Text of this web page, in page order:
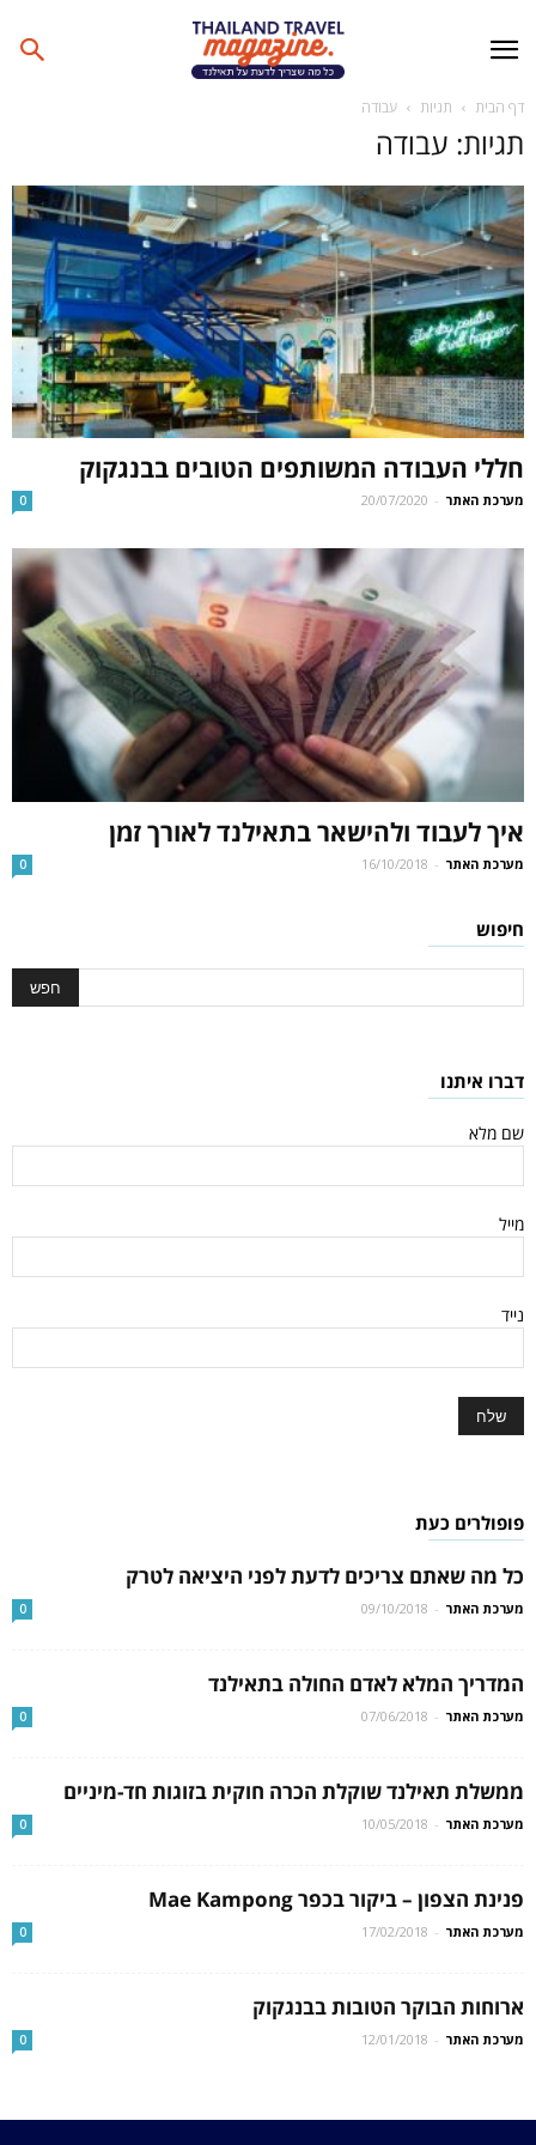
דף הבית תגיות עבודה
תגיות: עבודה
חללי העבודה המשותפים הטובים בבנגקוק
מערכת האתר -
20/07/2020
0
איך לעבוד ולהישאר בתאילנד לאורך זמן
מערכת האתר -
16/10/2018
0
חיפוש
דברו איתנו
שם מלא
מייל
נייד
פופולרים כעת
כל מה שאתם צריכים לדעת לפני היציאה לטרק
מערכת האתר -
09/10/2018
0
המדריך המלא לאדם החולה בתאילנד
מערכת האתר -
07/06/2018
0
ממשלת תאילנד שוקלת הכרה חוקית בזוגות חד-מיניים
מערכת האתר -
10/05/2018
0
פנינת הצפון – ביקור בכפר Mae Kampong
מערכת האתר -
17/02/2018
0
ארוחות הבוקר הטובות בבנגקוק
מערכת האתר -
12/01/2018
0